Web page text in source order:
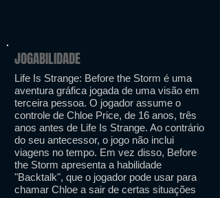
JOGABILIDADE
Life Is Strange: Before the Storm é uma
aventura gráfica jogada de uma visão em
terceira pessoa. O jogador assume o
controle de Chloe Price, de 16 anos, três
anos antes de Life Is Strange. Ao contrário
do seu antecessor, o jogo não inclui
viagens no tempo. Em vez disso, Before
the Storm apresenta a habilidade
"Backtalk", que o jogador pode usar para
chamar Chloe a sair de certas situações